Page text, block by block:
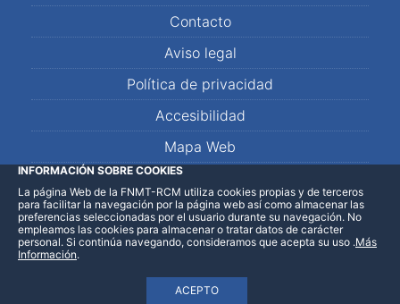
Contacto
Aviso legal
Política de privacidad
Accesibilidad
Mapa Web
LinkedInFacebookWhatsApp
INFORMACIÓN SOBRE COOKIES
La página Web de la FNMT-RCM utiliza cookies propias y de terceros
para facilitar la navegación por la página web así como almacenar las
preferencias seleccionadas por el usuario durante su navegación. No
empleamos las cookies para almacenar o tratar datos de carácter
personal. Si continúa navegando, consideramos que acepta su uso
ACEPTO
.Más
Información.